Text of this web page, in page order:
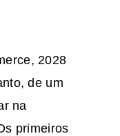
2028
de um
na
primeiros